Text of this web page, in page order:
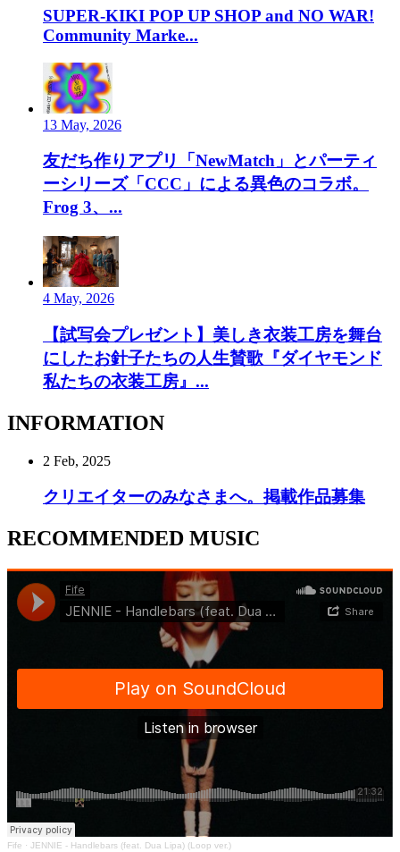
SUPER-KIKI POP UP SHOP and NO WAR!
Community Marke...
13 May, 2026
友だち作りアプリ「NewMatch」とパーティ
ーシリーズ「CCC」による異色のコラボ。
Frog 3、...
4 May, 2026
【試写会プレゼント】美しき衣装工房を舞台
にしたお針子たちの人生賛歌『ダイヤモンド
私たちの衣装工房』...
INFORMATION
2 Feb, 2025
クリエイターのみなさまへ。掲載作品募集
RECOMMENDED MUSIC
Fife · JENNIE - Handlebars (feat. Dua Lipa) (Loop ver.)